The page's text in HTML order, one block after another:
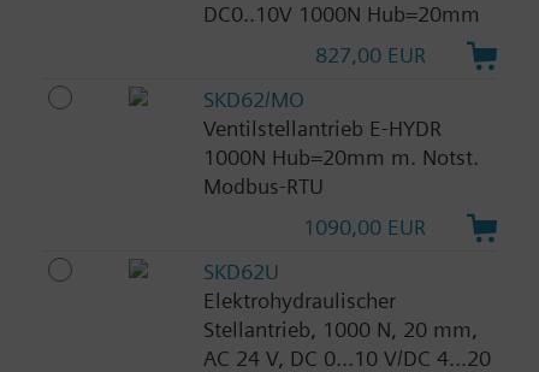
DC0..10V 1000N Hub=20mm
827,00 EUR
SKD62/MO
Ventilstellantrieb E-HYDR
1000N Hub=20mm m. Notst.
Modbus-RTU
1090,00 EUR
SKD62U
Elektrohydraulischer
Stellantrieb, 1000 N, 20 mm,
AC 24 V, DC 0...10 V/DC 4...20